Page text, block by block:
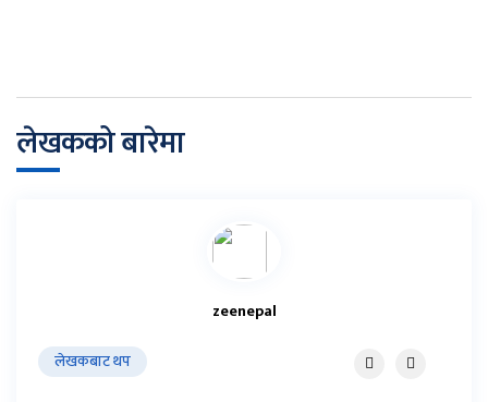
लेखकको बारेमा
zeenepal
लेखकबाट थप